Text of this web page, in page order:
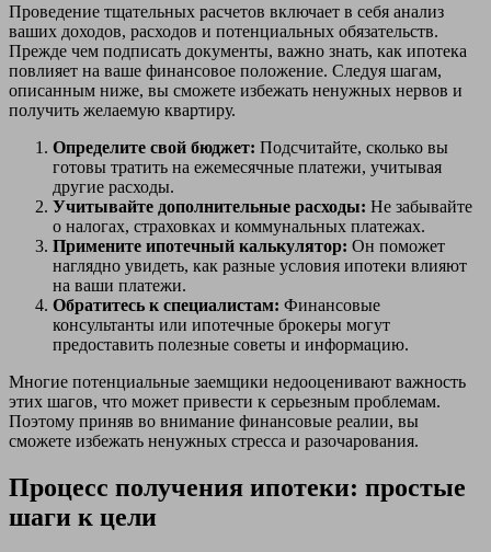
Проведение тщательных расчетов включает в себя анализ
ваших доходов, расходов и потенциальных обязательств.
Прежде чем подписать документы, важно знать, как ипотека
повлияет на ваше финансовое положение. Следуя шагам,
описанным ниже, вы сможете избежать ненужных нервов и
получить желаемую квартиру.
Определите свой бюджет: Подсчитайте, сколько вы
готовы тратить на ежемесячные платежи, учитывая
другие расходы.
Учитывайте дополнительные расходы: Не забывайте
о налогах, страховках и коммунальных платежах.
Примените ипотечный калькулятор: Он поможет
наглядно увидеть, как разные условия ипотеки влияют
на ваши платежи.
Обратитесь к специалистам: Финансовые
консультанты или ипотечные брокеры могут
предоставить полезные советы и информацию.
Многие потенциальные заемщики недооценивают важность
этих шагов, что может привести к серьезным проблемам.
Поэтому приняв во внимание финансовые реалии, вы
сможете избежать ненужных стресса и разочарования.
Процесс получения ипотеки: простые
шаги к цели